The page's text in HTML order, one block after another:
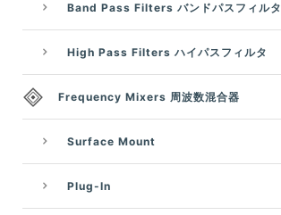
Band Pass Filters バンドパスフィルタ
High Pass Filters ハイパスフィルタ
Frequency Mixers 周波数混合器
Surface Mount
Plug-In